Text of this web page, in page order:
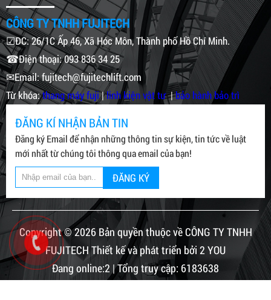
CÔNG TY TNHH FUJITECH
☑ĐC: 26/1C Ấp 46, Xã Hóc Môn, Thành phố Hồ Chí Minh.
☎Điện thoại: 093 836 34 25
✉Email: fujitech@fujitechlift.com
Từ khóa:thang máy fuji|linh kiện vật tư|bảo hành bảo trì
ĐĂNG KÍ NHẬN BẢN TIN
Đăng ký Email để nhận những thông tin sự kiện, tin tức về luật
mới nhất từ chúng tôi thông qua email của bạn!
ĐĂNG KÝ
Copyright © 2026 Bản quyền thuộc về CÔNG TY TNHH
FUJITECH Thiết kế và phát triển bởi 2 YOU
Đang online:2 | Tổng truy cập: 6183638